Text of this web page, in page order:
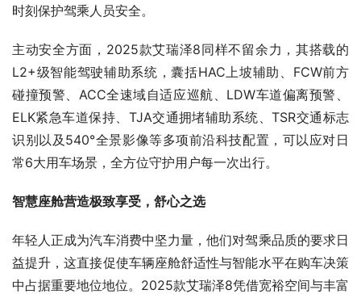
时刻保护驾乘人员安全。
主动安全方面，2025款艾瑞泽8同样不留余力，其搭载的
L2+级智能驾驶辅助系统，囊括HAC上坡辅助、FCW前方
碰撞预警、ACC全速域自适应巡航、LDW车道偏离预警、
ELK紧急车道保持、TJA交通拥堵辅助系统、TSR交通标志
识别以及540°全景影像等多项前沿科技配置，可以应对日
常6大用车场景，全方位守护用户每一次出行。
智慧座舱营造极致享受，舒心之选
年轻人正成为汽车消费中坚力量，他们对驾乘品质的要求日
益提升，这直接促使车辆座舱舒适性与智能水平在购车决策
中占据重要地位地位。2025款艾瑞泽8凭借宽裕空间与丰富